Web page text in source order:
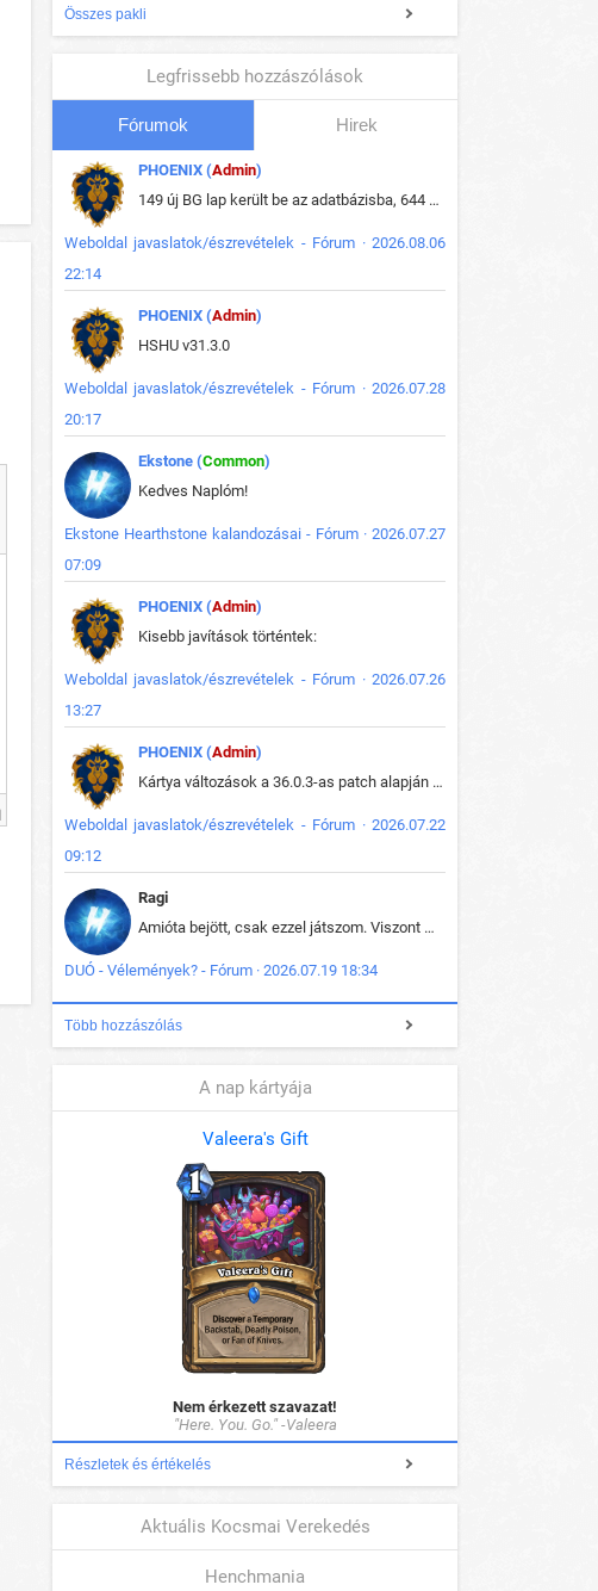
Összes pakli
Legfrissebb hozzászólások
Fórumok Hirek
PHOENIX (Admin)
149 új BG lap került be az adatbázisba, 644 db meglévő BG lap módosult, bekerültek az új képek a megváltozott lapokhoz is.
Weboldal javaslatok/észrevételek - Fórum · 2026.08.06
22:14
PHOENIX (Admin)
HSHU v31.3.0
Weboldal javaslatok/észrevételek - Fórum · 2026.07.28
20:17
Ekstone (Common)
Kedves Naplóm!
Ekstone Hearthstone kalandozásai - Fórum · 2026.07.27
07:09
PHOENIX (Admin)
Kisebb javítások történtek:
Weboldal javaslatok/észrevételek - Fórum · 2026.07.26
13:27
PHOENIX (Admin)
Kártya változások a 36.0.3-as patch alapján frissítve az adatbázisban (képek is cserélve).
Weboldal javaslatok/észrevételek - Fórum · 2026.07.22
09:12
Ragi
Amióta bejött, csak ezzel játszom. Viszont mint minden más - akár az alapjáték is, ez is baromira összetett lett. Néha már pár kör után is esélytelen az egész. Vagy irreállisan túltápol valaki, vagy lelép a partner, vagy csak hülye mint a segg. És amikor eljönne az én időm, na akkor jön el mindenki másé is. Engem jobban érdekelne, hogy ki milyen ratingen szokott játszani. Na ez lenne egy érdekes adat.
DUÓ - Vélemények? - Fórum · 2026.07.19 18:34
Több hozzászólás
A nap kártyája
Valeera's Gift
Nem érkezett szavazat!
"Here. You. Go." -Valeera
Részletek és értékelés
Aktuális Kocsmai Verekedés
Henchmania